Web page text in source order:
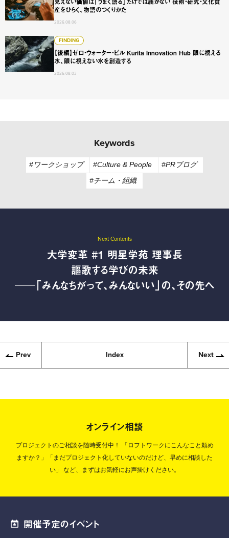
産をひらく、物語のつくりかた
2026.08.06
FINDING
【後編】ゼロ・ウォーター・ビル Kurita Innovation Hub 眼に視える
水、眼に視えない水を創造する
2026.08.03
【後編】ゼロ・ウォーター・ビル Kurita Innovation Hub 眼
Keywords
#ワークショップ #Culture & People
#PRブログ
#チーム・組織
Next Contents
大学変革 #1 明星学苑 理事長
謳歌する学びの未来
──「みんなちがって、みんないい」の、その先へ
Prev Index Next
オンライン相談
プロジェクトのご相談を随時受付中！
「ロフトワークにこんなこと頼め
ますか？」「まだプロジェクト化していないのだけど、早めに相談した
い」
など、まずはお気軽にお声掛けください。
開催予定のイベント